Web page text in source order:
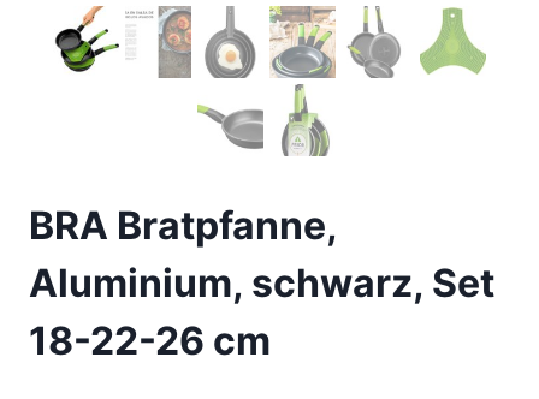
BRA Bratpfanne,
Aluminium, schwarz, Set
18-22-26 cm